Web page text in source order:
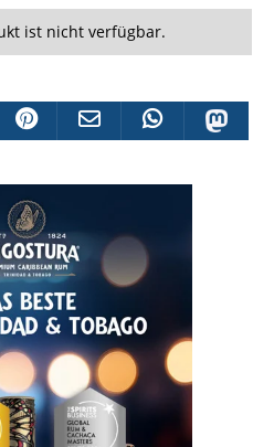
ist nicht verfügbar.